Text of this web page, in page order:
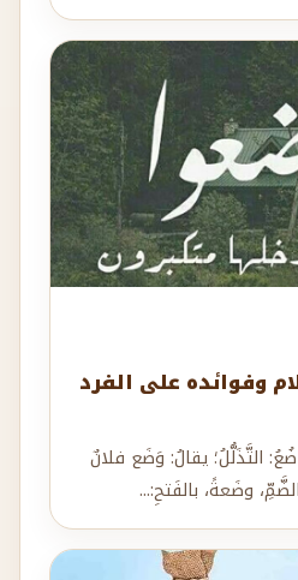
وفوائده على الفرد
التَّذَلُّلُ؛ يقالُ: وَضَع فلانٌ
وضَعةً، بالفَتحِ:...